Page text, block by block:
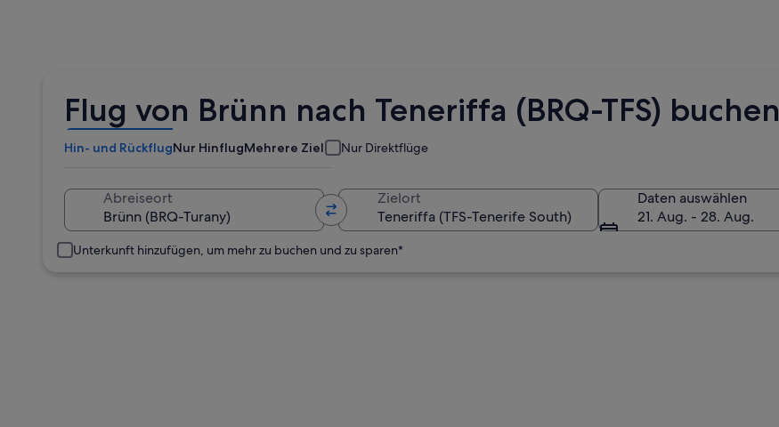
Flug von Brünn nach Teneriffa (BRQ-TFS) buchen
Hin- und RückflugNur HinflugMehrere Ziele Nur Direktflüge
Abreiseort Zielort
Daten auswählen
21. Aug. - 28. Aug.
Unterkunft hinzufügen, um mehr zu buchen und zu sparen*